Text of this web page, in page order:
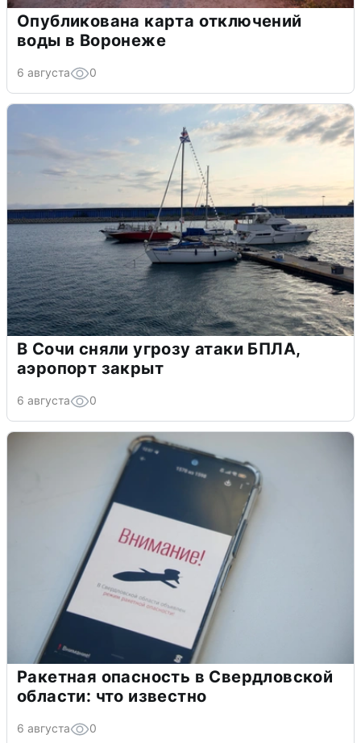
Опубликована карта отключений
воды в Воронеже
6 августа 0
В Сочи сняли угрозу атаки БПЛА,
аэропорт закрыт
6 августа 0
Ракетная опасность в Свердловской
области: что известно
6 августа 0